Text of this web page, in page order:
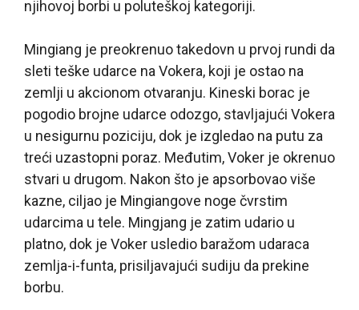
njihovoj borbi u poluteškoj kategoriji.
Mingiang je preokrenuo takedovn u prvoj rundi da
sleti teške udarce na Vokera, koji je ostao na
zemlji u akcionom otvaranju. Kineski borac je
pogodio brojne udarce odozgo, stavljajući Vokera
u nesigurnu poziciju, dok je izgledao na putu za
treći uzastopni poraz. Međutim, Voker je okrenuo
stvari u drugom. Nakon što je apsorbovao više
kazne, ciljao je Mingiangove noge čvrstim
udarcima u tele. Mingjang je zatim udario u
platno, dok je Voker usledio baražom udaraca
zemlja-i-funta, prisiljavajući sudiju da prekine
borbu.